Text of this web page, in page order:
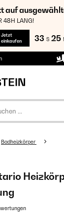
auf
48H LANG!
Jetzt
einkaufen
33 S 25
Badheizkörper